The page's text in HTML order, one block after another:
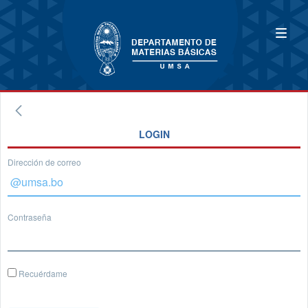
LOGIN
Dirección de correo
Contraseña
Recuérdame